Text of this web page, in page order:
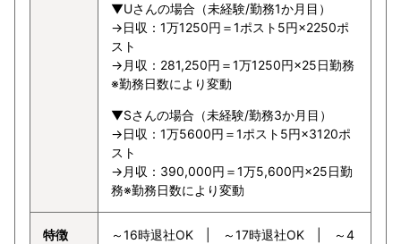
▼Uさんの場合（未経験/勤務1か月目）
→日収：1万1250円＝1ポスト5円×2250ポ
スト
→月収：281,250円＝1万1250円×25日勤務
※勤務日数により変動
▼Sさんの場合（未経験/勤務3か月目）
→日収：1万5600円＝1ポスト5円×3120ポ
スト
→月収：390,000円＝1万5,600円×25日勤
務※勤務日数により変動
特徴
～16時退社OK | ～17時退社OK | ～4